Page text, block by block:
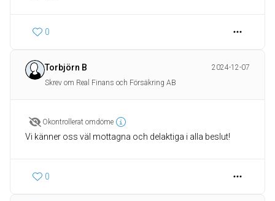
0
Torbjörn B
2024-12-07
Skrev om Real Finans och Försäkring AB
Okontrollerat omdöme
Vi känner oss väl mottagna och delaktiga i alla beslut!
0